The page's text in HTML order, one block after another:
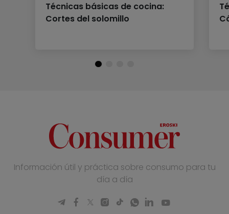
Técnicas básicas de cocina:
Cortes del solomillo
Información útil y práctica sobre consumo para tu
día a día